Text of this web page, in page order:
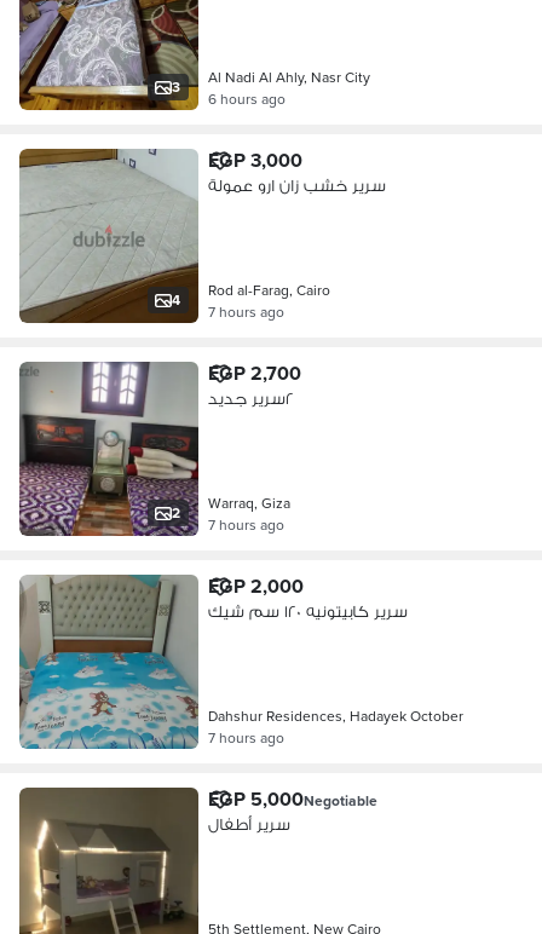
3
Al Nadi Al Ahly, Nasr City
6 hours ago
4
EGP 3,000
سرير خشب زان ارو عمولة
Rod al-Farag, Cairo
7 hours ago
2
EGP 2,700
٢سرير جديد
Warraq, Giza
7 hours ago
EGP 2,000
سرير كابيتونيه ١٢٠ سم شيك
Dahshur Residences, Hadayek October
7 hours ago
EGP 5,000Negotiable
سرير أطفال
5th Settlement, New Cairo